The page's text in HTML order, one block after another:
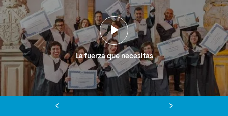
La fuerza que necesitas